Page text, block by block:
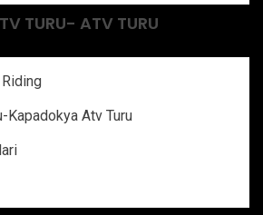
TURU- ATV TURU
Kapadokya Atv Turu